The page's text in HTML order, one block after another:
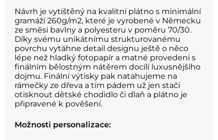
Návrh je vytištěný na kvalitní plátno s minimální
gramáží 260g/m2, které je vyrobené v Německu
ze směsi bavlny a polyesteru v poměru 70/30.
Díky svému unikátnímu strukturovanému
povrchu vytáhne detail designu ještě o něco
lépe než hladký fotopapír a matné provedení s
finálním bělostným nátěrem docílí luxusnějšího
dojmu. Finální výtisky pak natahujeme na
rámečky ze dřeva a tím pádem už jen stačí
otisknout dětské chodidlo či dlaň a plátno je
připravené k pověšení.
Možnosti personalizace: